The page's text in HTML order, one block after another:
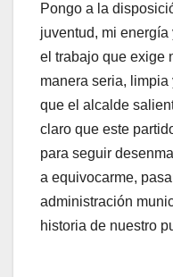
Pongo a la
juventud, mi
el trabajo que exige
manera seria,
que el alcalde
claro que este
para seguir
a equivocarme,
administración
historia de nuestro